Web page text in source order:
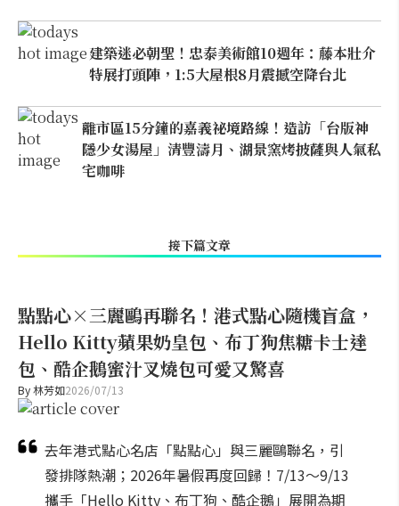
建築迷必朝聖！忠泰美術館10週年：藤本壯介
特展打頭陣，1:5大屋根8月震撼空降台北
離市區15分鐘的嘉義祕境路線！造訪「台版神
隱少女湯屋」清豐濤月、湖景窯烤披薩與人氣私
宅咖啡
接下篇文章
點點心×三麗鷗再聯名！港式點心隨機盲盒，
Hello Kitty蘋果奶皇包、布丁狗焦糖卡士達
包、酷企鵝蜜汁叉燒包可愛又驚喜
By林芳如2026/07/13
去年港式點心名店「點點心」與三麗鷗聯名，引
發排隊熱潮；2026年暑假再度回歸！7/13～9/13
攜手「Hello Kitty、布丁狗、酷企鵝」展開為期